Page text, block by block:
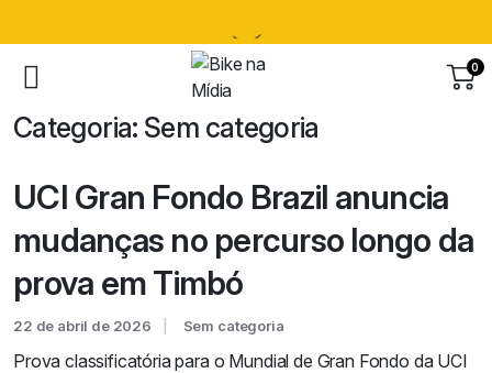
0
Categoria: Sem categoria
UCI Gran Fondo Brazil anuncia
mudanças no percurso longo da
prova em Timbó
22 de abril de 2026 Sem categoria
Prova classificatória para o Mundial de Gran Fondo da UCI